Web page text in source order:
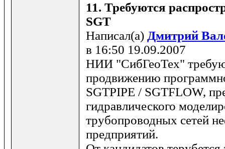
11. Требуются
SGT
Написал(а) Дмитрий
в 16:50 19.09.2007
НИИ "СибГеоТех"
продвижению
SGTPIPE / SGTFLOW,
гидравлического
трубопроводных сетей
предприятий.